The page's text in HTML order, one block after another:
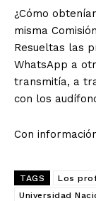
¿Cómo
misma
Resueltas las
WhatsApp a
transmitía, a
con los
Con
TAGS Los
Universidad